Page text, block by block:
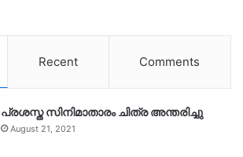
Recent Comments
പ്രശസ്ത സിനിമാതാരം ചിത്ര അന്തരിച്ചു
August 21, 2021